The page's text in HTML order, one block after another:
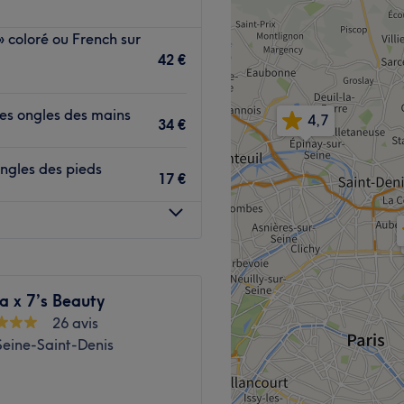
au cœur d'Épinay-sur-
indien, réservé aux
station de métro Croix
chez Bollywood Beauté
un espace
parquet au sol. Lumineux
est idéal pour
faire au service de votre
Bollywood Beauté vous
beauté des
coloré ou French sur
42 €
ongles des mains
34 €
des pieds
17 €
x 7’s Beauty
26 avis
Saint-Denis
4,7